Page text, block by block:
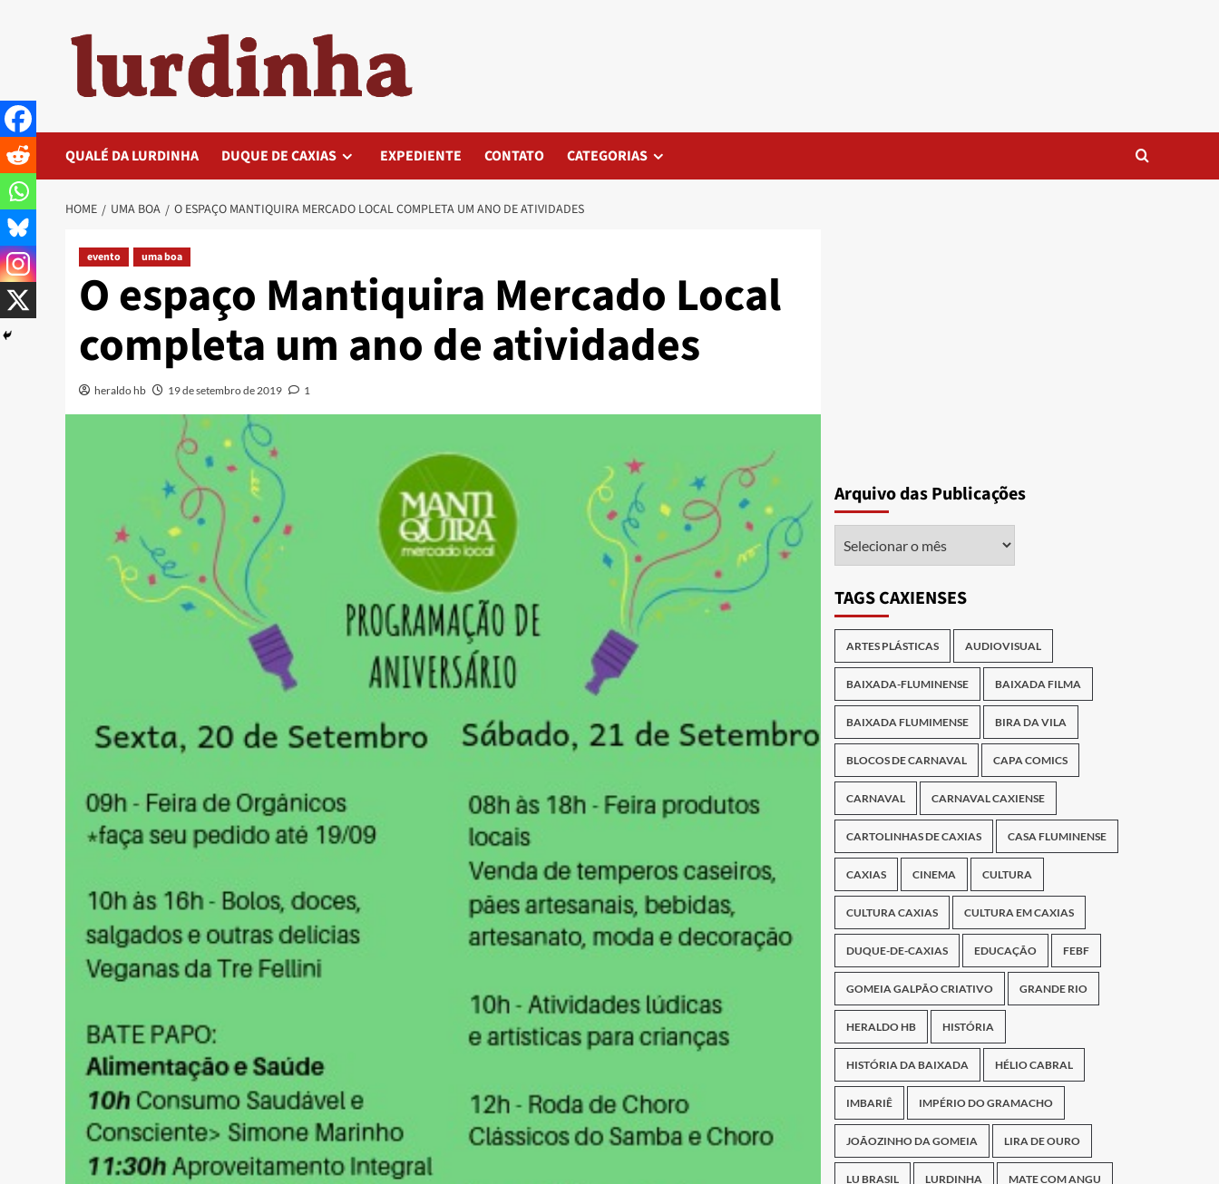
QUALÉ DA LURDINHA DUQUE DE CAXIAS EXPEDIENTE CONTATO CATEGORIAS
HOME UMA BOA O ESPAÇO MANTIQUIRA MERCADO LOCAL COMPLETA UM ANO DE ATIVIDADES
evento uma boa
O espaço Mantiquira Mercado Local
completa um ano de atividades
heraldo hb 19 de setembro de 2019 1
Arquivo das Publicações
TAGS CAXIENSES
ARTES PLÁSTICAS AUDIOVISUAL
BAIXADA-FLUMINENSE BAIXADA FILMA
BAIXADA FLUMIMENSE BIRA DA VILA
BLOCOS DE CARNAVAL CAPA COMICS
CARNAVAL CARNAVAL CAXIENSE
CARTOLINHAS DE CAXIAS CASA FLUMINENSE
CAXIAS CINEMA CULTURA
CULTURA CAXIAS CULTURA EM CAXIAS
DUQUE-DE-CAXIAS EDUCAÇÃO FEBF
GOMEIA GALPÃO CRIATIVO GRANDE RIO
HERALDO HB HISTÓRIA
HISTÓRIA DA BAIXADA HÉLIO CABRAL
IMBARIÊ IMPÉRIO DO GRAMACHO
JOÃOZINHO DA GOMEIA LIRA DE OURO
LU BRASIL LURDINHA MATE COM ANGU